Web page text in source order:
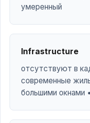
умеренный
Infrastructure
отсутствуют в
современные
большими окнами